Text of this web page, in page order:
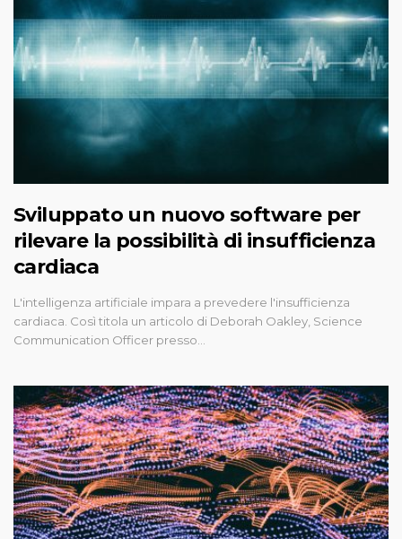
Sviluppato un nuovo software per
rilevare la possibilità di insufficienza
cardiaca
L'intelligenza artificiale impara a prevedere l'insufficienza
cardiaca. Così titola un articolo di Deborah Oakley, Science
Communication Officer presso…